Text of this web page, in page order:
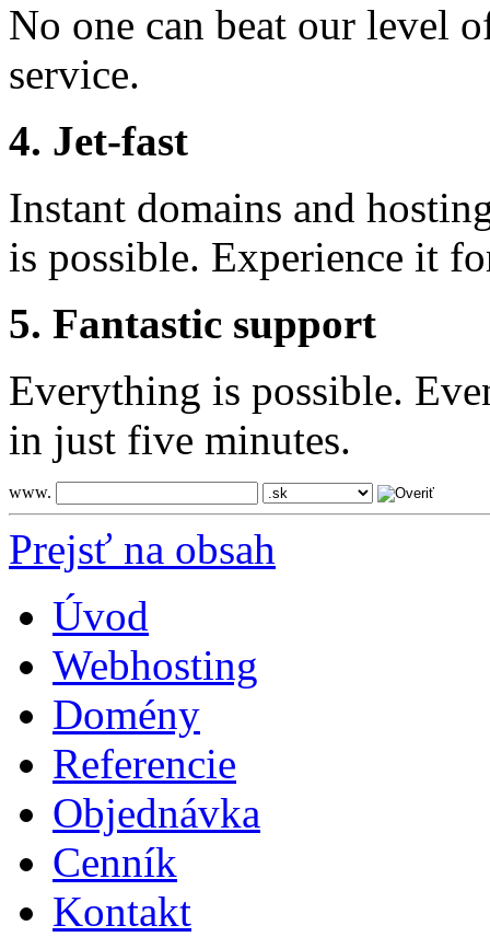
No one can beat our level
service.
4. Jet-fast
Instant domains and
is possible. Experience it
5. Fantastic support
Everything is possible.
in just five minutes.
www.
Prejsť na obsah
Úvod
Webhosting
Domény
Referencie
Objednávka
Cenník
Kontakt